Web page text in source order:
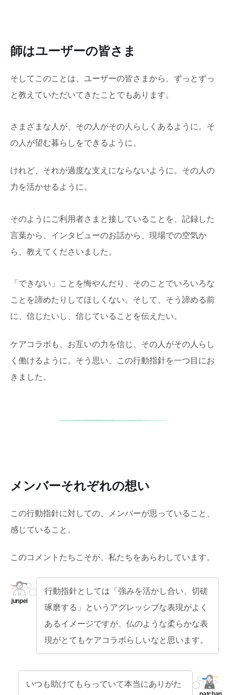
師はユーザーの皆さま
そしてこのことは、ユーザーの皆さまから、ずっとずっ
と教えていただいてきたことでもあります。
さまざまな人が、その人がその人らしくあるように。そ
の人が望む暮らしをできるように。
けれど、それが過度な支えにならないように。その人の
力を活かせるように。
そのようにご利用者さまと接していることを、記録した
言葉から、インタビューのお話から、現場での空気か
ら、教えてくださいました。
「できない」ことを悔やんだり、そのことでいろいろな
ことを諦めたりしてほしくない。そして、そう諦める前
に、信じたいし、信じていることを伝えたい。
ケアコラボも、お互いの力を信じ、その人がその人らし
く働けるように。そう思い、この行動指針を一つ目にお
きました。
メンバーそれぞれの想い
この行動指針に対しての、メンバーが思っていること、
感じていること。
このコメントたちこそが、私たちをあらわしています。
行動指針としては「強みを活かし合い、切磋
琢磨する」というアグレッシブな表現がよく
あるイメージですが、仏のような柔らかな表
現がとてもケアコラボらしいなと思います。
いつも助けてもらっていて本当にありがた